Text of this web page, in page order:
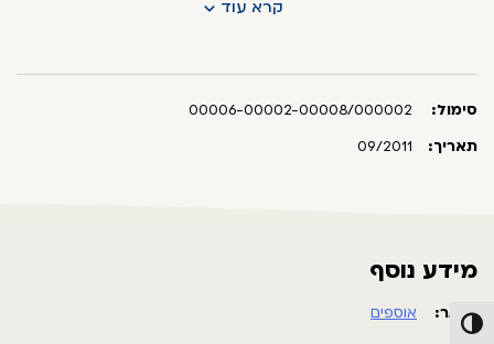
הפעל/כבה ניגודיות גבוהה
הרב חנניה בלומרט, חגית יאסו זכתה בתוכנית "כוכב נולד".
קרא עוד
סימול:
תאריך:
מידע נוסף
מאגר: אוספים